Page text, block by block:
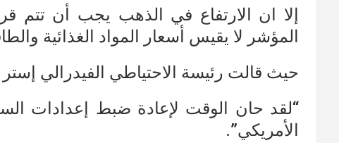
إلا ان الارتفاع في الذهب يجب أن تتم
المؤشر لا يقيس أسعار المواد الغذائية
حيث قالت رئيسة الاحتياطي الفيدرالي
“لقد حان الوقت لإعادة ضبط إعدادات
الأمريكي”.